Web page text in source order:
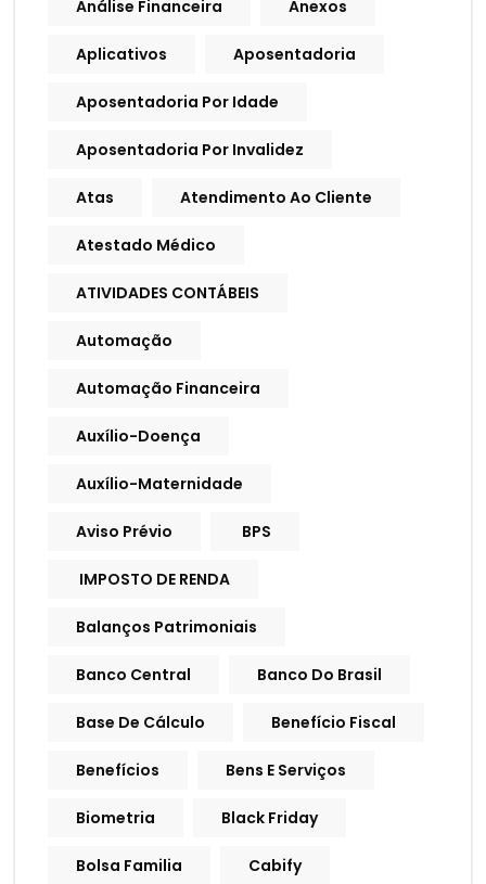
Análise Financeira Anexos
Aplicativos Aposentadoria
Aposentadoria Por Idade
Aposentadoria Por Invalidez
Atas Atendimento Ao Cliente
Atestado Médico
ATIVIDADES CONTÁBEIS
Automação
Automação Financeira
Auxílio-Doença
Auxílio-Maternidade
Aviso Prévio BPS
IMPOSTO DE RENDA
Balanços Patrimoniais
Banco Central Banco Do Brasil
Base De Cálculo Benefício Fiscal
Benefícios Bens E Serviços
Biometria Black Friday
Bolsa Familia Cabify